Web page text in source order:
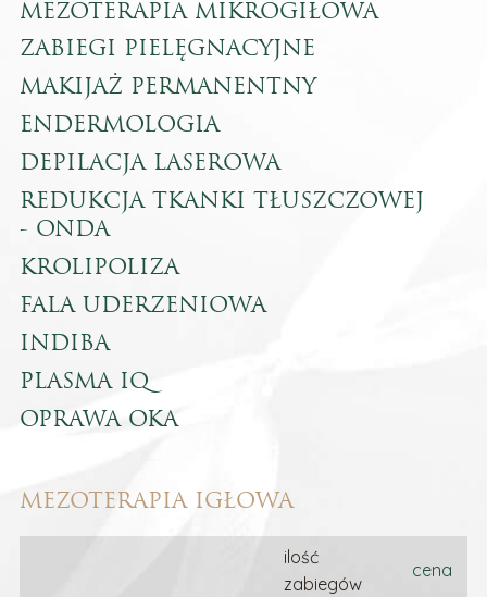
MEZOTERAPIA MIKROGIŁOWA
ZABIEGI PIELĘGNACYJNE
MAKIJAŻ PERMANENTNY
ENDERMOLOGIA
DEPILACJA LASEROWA
REDUKCJA TKANKI TŁUSZCZOWEJ
- ONDA
KROLIPOLIZA
FALA UDERZENIOWA
INDIBA
PLASMA IQ
OPRAWA OKA
MEZOTERAPIA IGŁOWA
ilość
zabiegów
cena